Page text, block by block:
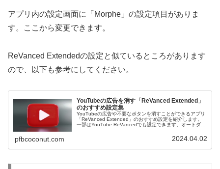
アプリ内の設定画面に「Morphe」の設定項目がありま
す。ここから変更できます。
ReVanced Extendedの設定と似ているところがあります
ので、以下も参考にしてください。
YouTubeの広告を消す「ReVanced Extended」
のおすすめ設定集
YouTubeの広告や不要なボタンを消すことができるアプリ
「ReVanced Extended」のおすすめ設定を紹介します。
一部はYouTube ReVancedでも設定できます。オートダビ
pfbcoconut.com 2024.04.02